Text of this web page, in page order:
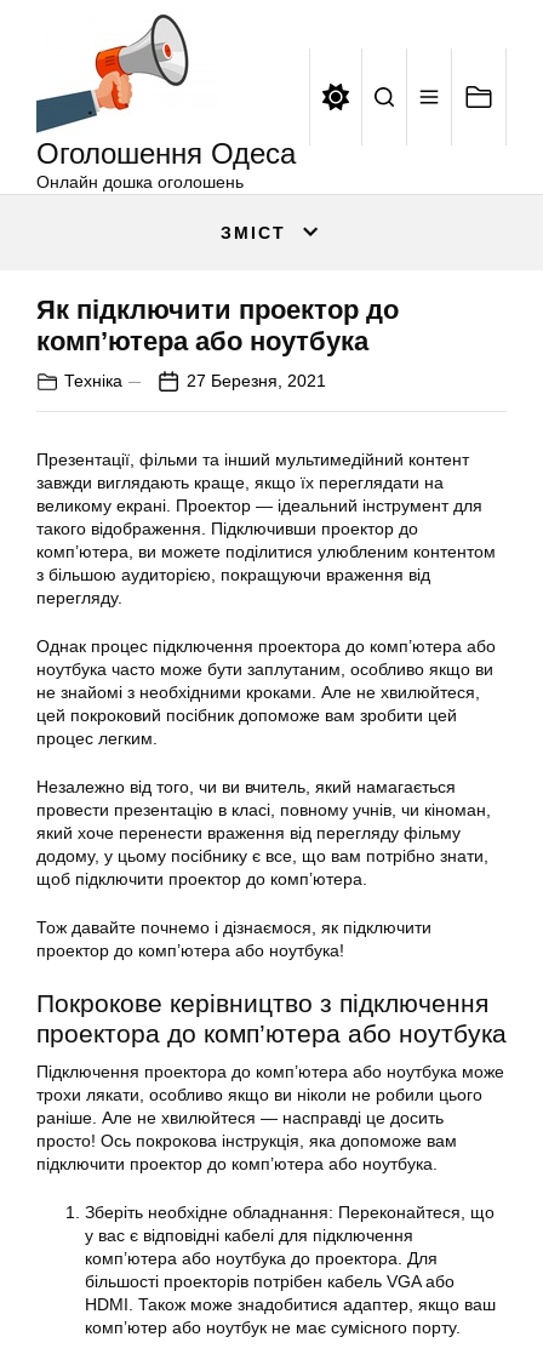
Оголошення Одеса
Онлайн дошка оголошень
ЗМІСТ
Як підключити проектор до
комп’ютера або ноутбука
Техніка 27 Березня, 2021
Презентації, фільми та інший мультимедійний контент
завжди виглядають краще, якщо їх переглядати на
великому екрані. Проектор — ідеальний інструмент для
такого відображення. Підключивши проектор до
комп’ютера, ви можете поділитися улюбленим контентом
з більшою аудиторією, покращуючи враження від
перегляду.
Однак процес підключення проектора до комп’ютера або
ноутбука часто може бути заплутаним, особливо якщо ви
не знайомі з необхідними кроками. Але не хвилюйтеся,
цей покроковий посібник допоможе вам зробити цей
процес легким.
Незалежно від того, чи ви вчитель, який намагається
провести презентацію в класі, повному учнів, чи кіноман,
який хоче перенести враження від перегляду фільму
додому, у цьому посібнику є все, що вам потрібно знати,
щоб підключити проектор до комп’ютера.
Тож давайте почнемо і дізнаємося, як підключити
проектор до комп’ютера або ноутбука!
Покрокове керівництво з підключення
проектора до комп’ютера або ноутбука
Підключення проектора до комп’ютера або ноутбука може
трохи лякати, особливо якщо ви ніколи не робили цього
раніше. Але не хвилюйтеся — насправді це досить
просто! Ось покрокова інструкція, яка допоможе вам
підключити проектор до комп’ютера або ноутбука.
Зберіть необхідне обладнання: Переконайтеся, що
у вас є відповідні кабелі для підключення
комп’ютера або ноутбука до проектора. Для
більшості проекторів потрібен кабель VGA або
HDMI. Також може знадобитися адаптер, якщо ваш
комп’ютер або ноутбук не має сумісного порту.